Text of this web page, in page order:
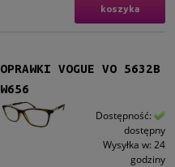
koszyka
OPRAWKI VOGUE VO 5632B
W656
Dostępność:
dostępny
Wysyłka w: 24
godziny